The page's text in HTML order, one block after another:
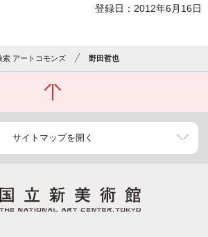
登録日：2012年6月16日
索 アートコモンズ 野田哲也
サイトマップを開く